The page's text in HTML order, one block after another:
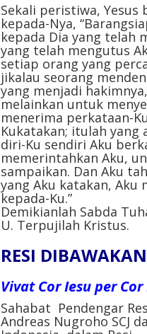
Sekali peristiwa,
kepada-Nya,
kepada Dia yang telah
yang telah mengutus
setiap orang yang
jikalau seorang
yang menjadi
melainkan untuk
menerima perkataan-
Kukatakan; itulah yang
diri-Ku sendiri Aku
memerintahkan Aku,
sampaikan. Dan Aku
yang Aku katakan, Aku
kepada-Ku.”
Demikianlah Sabda
U. Terpujilah Kristus.
RESI
Vivat Cor Iesu per
Sahabat Pendengar
Andreas Nugroho SCJ